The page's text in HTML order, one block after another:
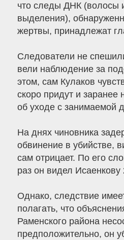
что следы ДНК (волосы
выделения),
жертвы, принадлежат
Следователи не
вели наблюдение за
этом, сам Кулаков
скоро придут и заранее
об уходе с занимаемой
На днях чиновника
обвинение в убийстве,
сам отрицает. По его
раз он видел Исаенкову
Однако, следствие
полагать, что
Раменского района
предположительно, он